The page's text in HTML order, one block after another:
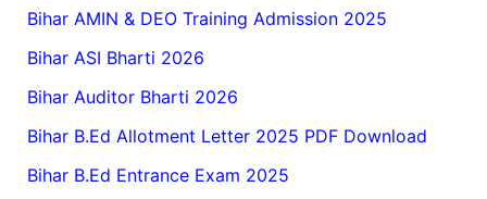
Bihar AMIN & DEO Training Admission 2025
Bihar ASI Bharti 2026
Bihar Auditor Bharti 2026
Bihar B.Ed Allotment Letter 2025 PDF Download
Bihar B.Ed Entrance Exam 2025